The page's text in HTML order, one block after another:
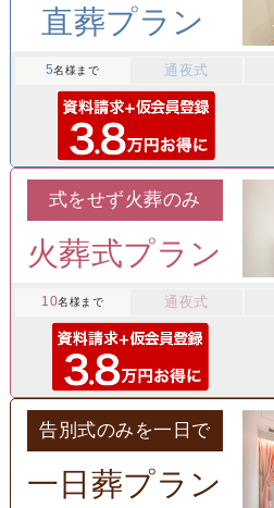
直葬プラン
5名様まで 通夜式
式をせず火葬のみ
火葬式プラン
10名様まで 通夜式
告別式のみを一日で
一日葬プラン